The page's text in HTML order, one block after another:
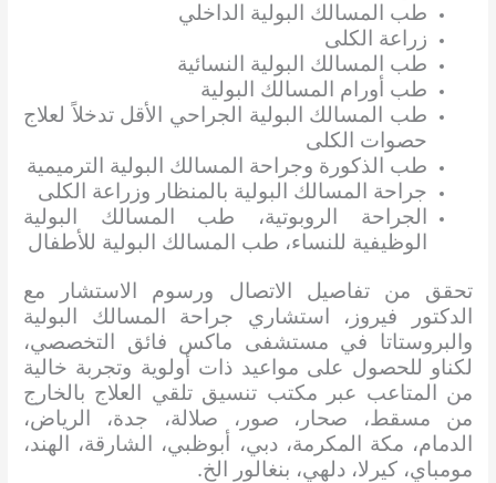
طب المسالك البولية الداخلي
زراعة الكلى
طب المسالك البولية النسائية
طب أورام المسالك البولية
طب المسالك البولية الجراحي الأقل تدخلاً لعلاج
حصوات الكلى
طب الذكورة وجراحة المسالك البولية الترميمية
جراحة المسالك البولية بالمنظار وزراعة الكلى
الجراحة الروبوتية، طب المسالك البولية
الوظيفية للنساء، طب المسالك البولية للأطفال
تحقق من تفاصيل الاتصال ورسوم الاستشار مع
الدكتور فيروز، استشاري جراحة المسالك البولية
والبروستاتا في مستشفى ماكس فائق التخصصي،
لكناو للحصول على مواعيد ذات أولوية وتجربة خالية
من المتاعب عبر مكتب تنسيق تلقي العلاج بالخارج
من مسقط، صحار، صور، صلالة، جدة، الرياض،
الدمام، مكة المكرمة، دبي، أبوظبي، الشارقة، الهند،
مومباي، كيرلا، دلهي، بنغالور الخ.